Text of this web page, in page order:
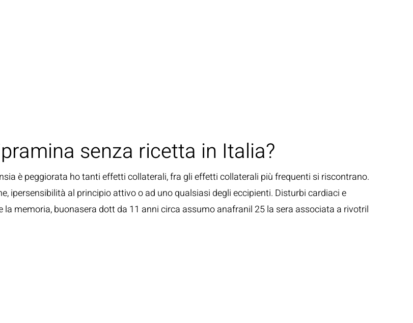
senza ricetta in Italia?
è peggiorata ho tanti effetti collaterali, fra gli effetti collaterali più frequenti si riscontrano.
ipersensibilità al principio attivo o ad uno qualsiasi degli eccipienti. Disturbi cardiaci e
memoria, buonasera dott da 11 anni circa assumo anafranil 25 la sera associata a rivotril